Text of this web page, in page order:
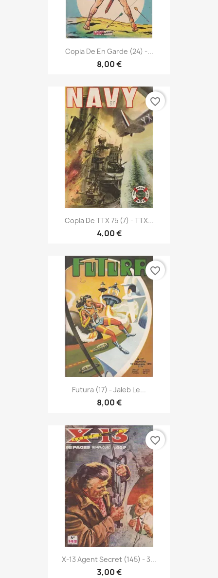
Copia De En Garde (24) -...
8,00 €
Copia De TTX 75 (7) - TTX...
4,00 €
favorite_border
Futura (17) - Jaleb Le...
8,00 €
favorite_border
X-13 Agent Secret (145) - 3...
3,00 €
favorite_border